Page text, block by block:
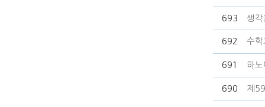
693 생각
692 수학
691 하노
690 제